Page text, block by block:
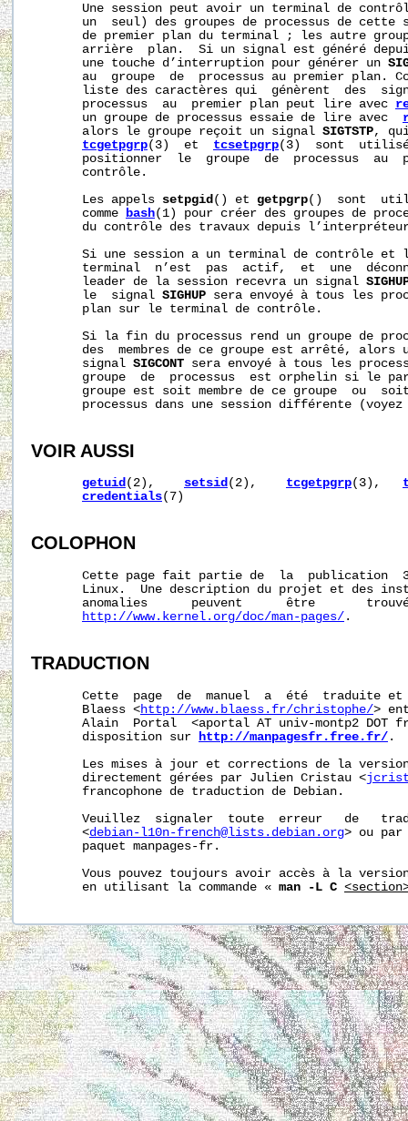
Une session peut avoir un terminal de
un  seul) des groupes de processus de cette
de premier plan du terminal ; les autre
arrière  plan.  Si un signal est généré
       une touche d’interruption pour générer un
au  groupe  de  processus au premier plan.
liste des caractères qui  génèrent  des
       processus  au  premier plan peut lire avec
       un groupe de processus essaie de lire avec
       alors le groupe reçoit un signal
SIGTSTP,
tcgetpgrp(3)  et tcsetpgrp(3)  sont
positionner  le  groupe  de  processus  au
       contrôle.
       Les appels
setpgid () et getpgrp()  sont
       comme
bash(1) pour créer des groupes de
du contrôle des travaux depuis
Si une session a un terminal de contrôle
terminal  n’est  pas  actif,  et  une
       leader de la session recevra un signal
       le  signal
SIGHUP sera envoyé à tous les
       plan sur le terminal de contrôle.
Si la fin du processus rend un groupe de
des  membres de ce groupe est arrêté, alors
       signal
SIGCONT sera envoyé à tous les
groupe  de  processus  est orphelin si le
groupe est soit membre de ce groupe  ou
processus dans une session différente
VOIR AUSSI
getuid(2), setsid(2), tcgetpgrp(3),
credentials(7)
COLOPHON
Cette page fait partie de  la  publication
Linux.  Une description du projet et des
anomalies      peuvent      être
http://www.kernel.org/doc/man-pages/ .
TRADUCTION
Cette  page  de  manuel  a  été  traduite
       Blaess <
http://www.blaess.fr/christophe/>
Alain  Portal  <aportal AT univ-montp2 DOT
       disposition sur
http://manpagesfr.free.fr/ .
Les mises à jour et corrections de la
       directement gérées par Julien Cristau <
       francophone de traduction de Debian.
Veuillez  signaler  toute  erreur   de
       <
debian-l10n-french@lists.debian.org> ou par
       paquet manpages-fr.
Vous pouvez toujours avoir accès à la
       en utilisant la commande «
man -L C